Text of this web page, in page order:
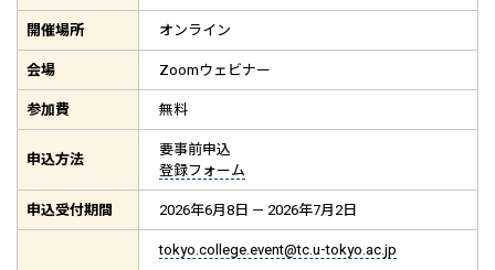
開催場所 オンライン
会場 Zoomウェビナー
参加費 無料
申込方法
要事前申込
登録フォーム
申込受付期間 2026年6月8日 — 2026年7月2日
tokyo.college.event@tc.u-tokyo.ac.jp